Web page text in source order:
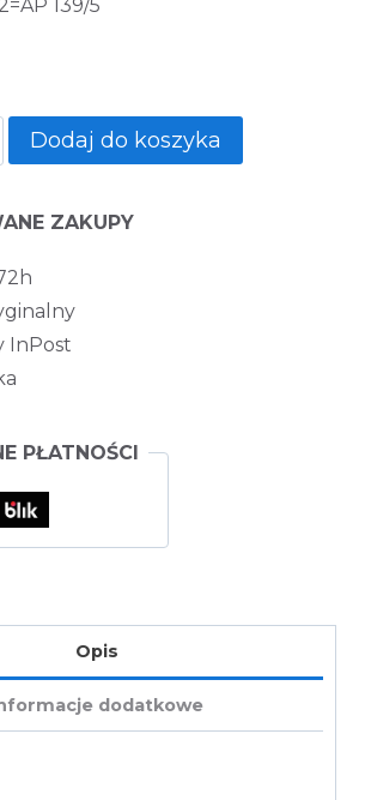
139/5
Dodaj do koszyka
ZAKUPY
InPost
PŁATNOŚCI
Opis
dodatkowe